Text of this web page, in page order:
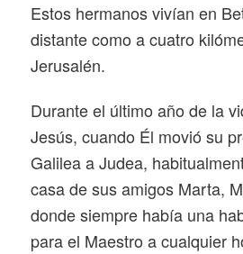
Estos hermanos vivían en
distante como a cuatro
Jerusalén.
Durante el último año de la
Jesús, cuando Él movió su
Galilea a Judea,
casa de sus amigos Marta,
donde siempre había una
para el Maestro a cualquier